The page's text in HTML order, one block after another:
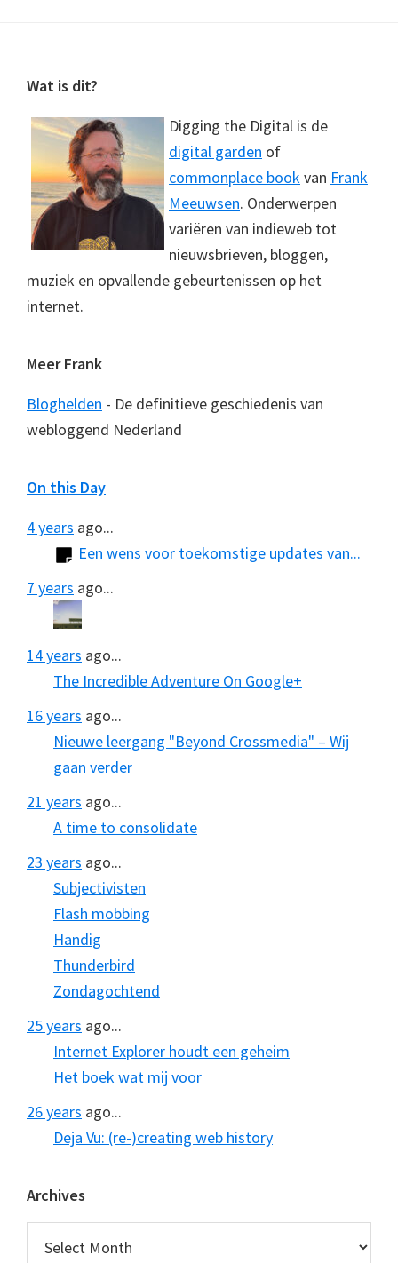
Footer
Wat is dit?
Digging the Digital is de
digital garden of
commonplace bookvan Frank
Meeuwsen. Onderwerpen
variëren van indieweb tot
nieuwsbrieven, bloggen,
muziek en opvallende gebeurtenissen op het
internet.
Meer Frank
Bloghelden - De definitieve geschiedenis van
webloggend Nederland
On this Day
4 years ago...
Een wens voor toekomstige updates van...
7 years ago...
14 years ago...
The Incredible Adventure On Google+
16 years ago...
Nieuwe leergang "Beyond Crossmedia" – Wij
gaan verder
21 years ago...
A time to consolidate
23 years ago...
Subjectivisten
Flash mobbing
Handig
Thunderbird
Zondagochtend
25 years ago...
Internet Explorer houdt een geheim
Het boek wat mij voor
26 years ago...
Deja Vu: (re-)creating web history
Archives